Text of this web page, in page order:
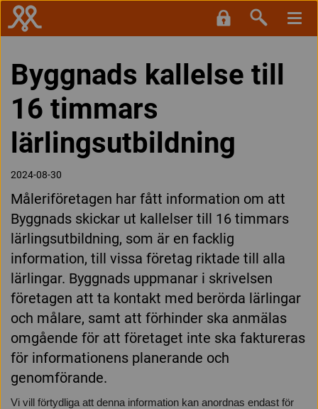
Byggnads kallelse till
16 timmars
lärlingsutbildning
2024-08-30
Måleriföretagen har fått information om att
Byggnads skickar ut kallelser till 16 timmars
lärlingsutbildning, som är en facklig
information, till vissa företag riktade till alla
lärlingar. Byggnads uppmanar i skrivelsen
företagen att ta kontakt med berörda lärlingar
och målare, samt att förhinder ska anmälas
omgående för att företaget inte ska faktureras
för informationens planerande och
genomförande.
Vi vill förtydliga att denna information kan anordnas endast för